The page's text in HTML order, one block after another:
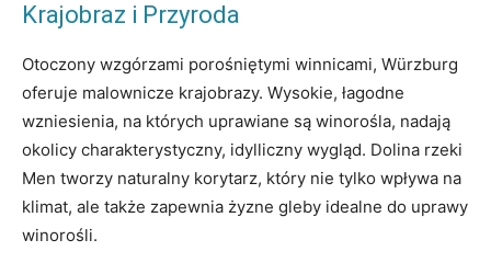
Krajobraz i Przyroda
Otoczony wzgórzami porośniętymi winnicami, Würzburg
oferuje malownicze krajobrazy. Wysokie, łagodne
wzniesienia, na których uprawiane są winorośla, nadają
okolicy charakterystyczny, idylliczny wygląd. Dolina rzeki
Men tworzy naturalny korytarz, który nie tylko wpływa na
klimat, ale także zapewnia żyzne gleby idealne do uprawy
winorośli.